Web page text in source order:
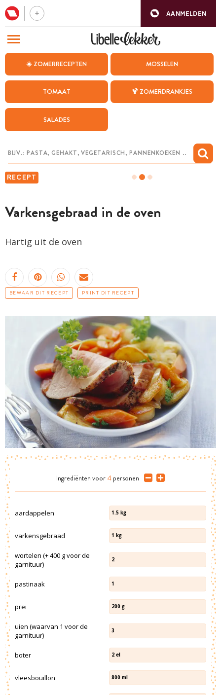
AANMELDEN
☀️ ZOMERRECEPTEN MOSSELEN
TOMAAT 🍹 ZOMERDRANKJES
SALADES
RECEPT
Varkensgebraad in de oven
Hartig uit de oven
BEWAAR DIT RECEPT PRINT DIT RECEPT
Ingrediënten voor 4 personen
aardappelen 1.5 kg
varkensgebraad 1 kg
wortelen (+ 400 g voor de
garnituur)
2
pastinaak 1
prei 200 g
uien (waarvan 1 voor de
garnituur)
3
boter 2 el
vleesbouillon 800 ml
BEZOEK ONZE ANDERE WEBSITES
WEEKMENU
CHAT MET MAIA
MIJN BEWAARDE RECEPTEN